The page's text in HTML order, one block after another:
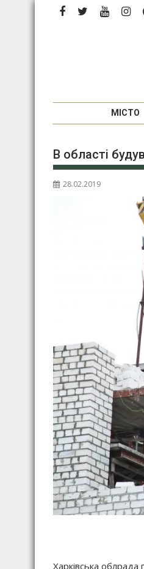
Перейти
МІСТО
В області
28.02.2019
Харківська облрада